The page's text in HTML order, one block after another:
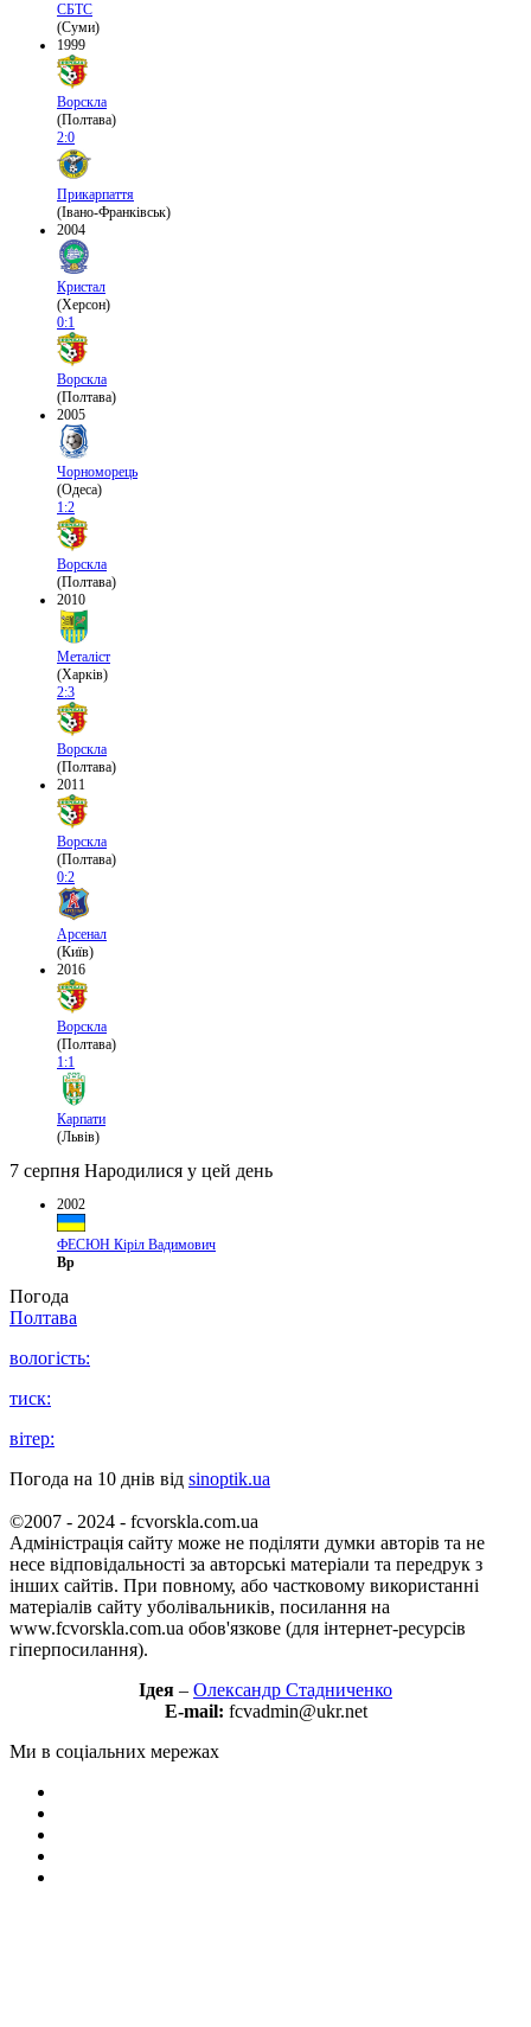
СБТС
(Суми)
1999
Ворскла
(Полтава)
2:0
Прикарпаття
(Івано-Франківськ)
2004
Кристал
(Херсон)
0:1
Ворскла
(Полтава)
2005
Чорноморець
(Одеса)
1:2
Ворскла
(Полтава)
2010
Металіст
(Харків)
2:3
Ворскла
(Полтава)
2011
Ворскла
(Полтава)
0:2
Арсенал
(Київ)
2016
Ворскла
(Полтава)
1:1
Карпати
(Львів)
7 серпня Народилися у цей день
2002
ФЕСЮН Кіріл Вадимович
Вр
Погода
Полтава
вологість:
тиск:
вітер:
Погода на 10 днів від sinoptik.ua
©2007 - 2024 - fcvorskla.com.ua
Адміністрація сайту може не поділяти думки авторів та не
несе відповідальності за авторські матеріали та передрук з
інших сайтів. При повному, або частковому використанні
матеріалів сайту уболівальників, посилання на
www.fcvorskla.com.ua обов'язкове (для інтернет-ресурсів
гіперпосилання).
Ідея – Олександр Стадниченко
E-mail: fcvadmin@ukr.net
Ми в соціальних мережах